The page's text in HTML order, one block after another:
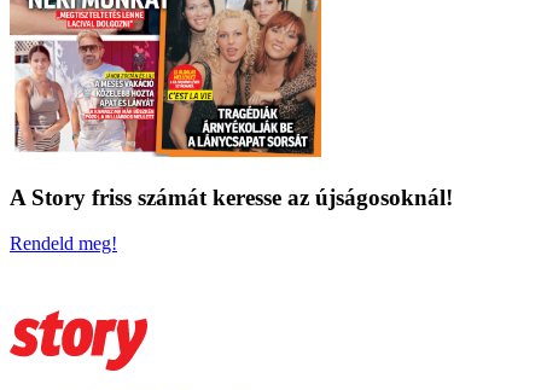
A Story friss számát keresse az újságosoknál!
Rendeld meg!